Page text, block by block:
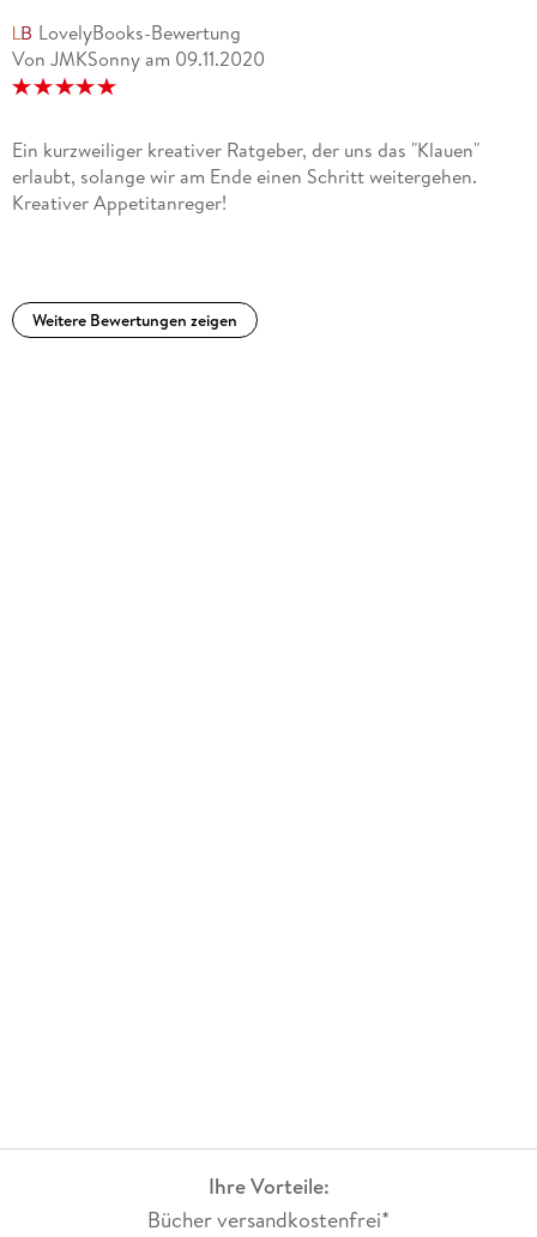
LovelyBooks-Bewertung
Von JMKSonny am 09.11.2020
Ein kurzweiliger kreativer Ratgeber, der uns das "Klauen"
erlaubt, solange wir am Ende einen Schritt weitergehen.
Kreativer Appetitanreger!
Weitere Bewertungen zeigen
Ihre Vorteile:
Bücher versandkostenfrei*